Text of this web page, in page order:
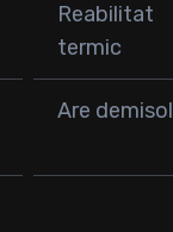
Reabilitat
termic
Are demisol